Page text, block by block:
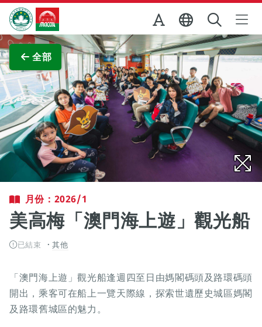
跳至主内容
澳門特別行政區政府旅遊局
全部
查看原圖
月份：2026/1
美高梅「澳門海上遊」觀光船
已結束 其他
「澳門海上遊」觀光船逢週四至日由媽閣碼頭及路環碼頭
開出，乘客可在船上一覽天際線，探索世遺歷史城區媽閣
及路環舊城區的魅力。